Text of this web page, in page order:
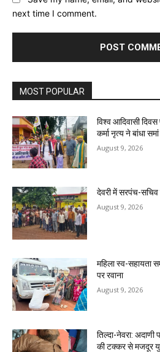
next time I comment.
MOST POPULAR
विश्व आदिवासी
कर्मा नृत्य ने बांधा समां
August 9, 2026
देवरी में सरपंच-सचिव
August 9, 2026
महिला स्व-सहायता
पर रवाना
August 9, 2026
तिल्दा-नेवरा: अदाणी
की टक्कर से मजदूर